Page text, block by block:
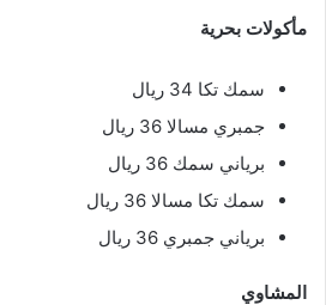
مأكولات بحرية
سمك تكا 34 ريال
جمبري مسالا 36 ريال
برياني سمك 36 ريال
سمك تكا مسالا 36 ريال
برياني جمبري 36 ريال
المشاوي